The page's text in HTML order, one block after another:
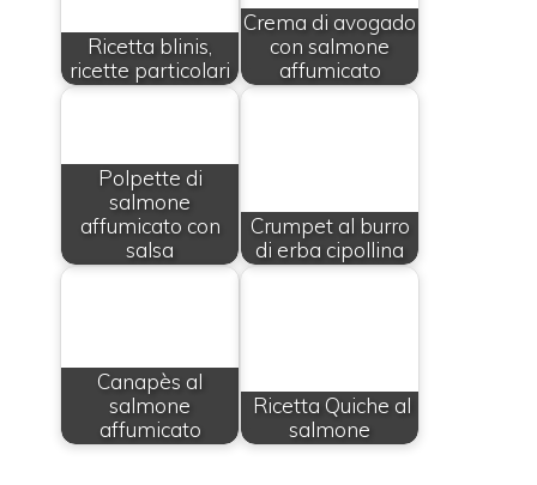
Ricetta blinis,
ricette particolari
Crema di avogado
con salmone
affumicato
Polpette di
salmone
affumicato con
salsa
Crumpet al burro
di erba cipollina
Canapès al
salmone
affumicato
Ricetta Quiche al
salmone